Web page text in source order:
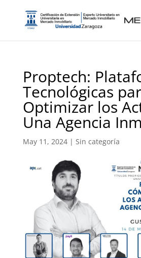
Proptech:
Tecnológicas
Optimizar los
Una Agencia
May 11, 2024| Sin categoría